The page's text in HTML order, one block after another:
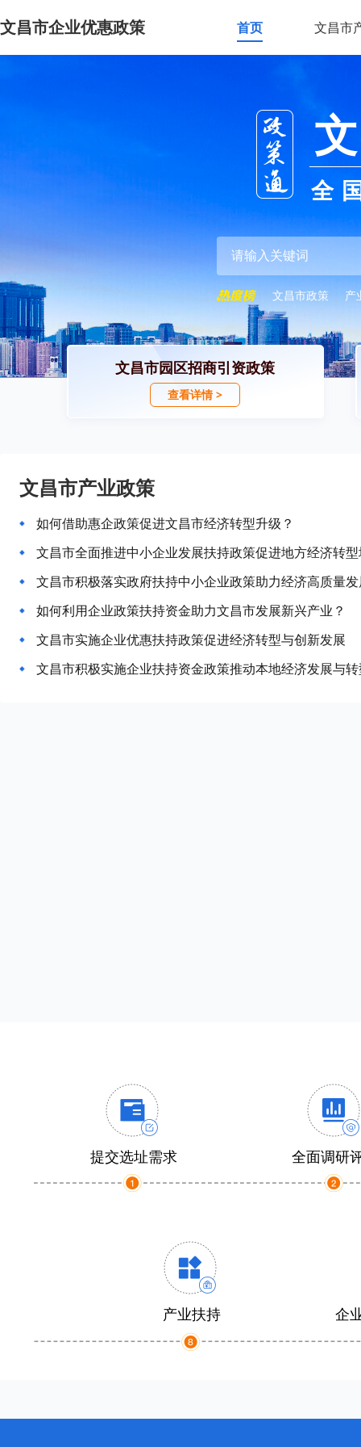
文昌市企业优惠政策 首页 文昌市
全
文昌市政策 产
文昌市园区招商引资政策
查看详情 >
文昌市产业政策
如何借助惠企政策促进文昌市经济转型升级？
文昌市全面推进中小企业发展扶持政策促进地方经济转
文昌市积极落实政府扶持中小企业政策助力经济高质量
如何利用企业政策扶持资金助力文昌市发展新兴产业？
文昌市实施企业优惠扶持政策促进经济转型与创新发展
文昌市积极实施企业扶持资金政策推动本地经济发展与
提交选址需求 全面调研
产业扶持 企